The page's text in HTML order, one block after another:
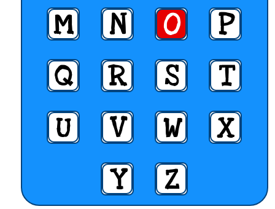
M
N O
P
Q
R S
T
U
V W
X
Y
Z